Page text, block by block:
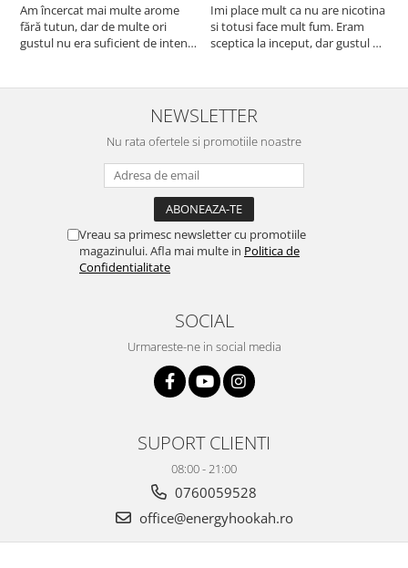
Am încercat mai multe arome
fără tutun, dar de multe ori
gustul nu era suficient de intens.
pe toată durata sesiunii. Chiar
dacă nu conține tutun, senzația
Imi place mult ca nu are nicotina
si totusi face mult fum. Eram
sceptica la inceput, dar gustul de
ramane miros neplacut in
camera de tutun sau tigara.
NEWSLETTER
Nu rata ofertele si promotiile noastre
Vreau sa primesc newsletter cu promotiile
magazinului. Afla mai multe in Politica de
Confidentialitate
SOCIAL
Urmareste-ne in social media
SUPORT CLIENTI
08:00 - 21:00
0760059528
office@energyhookah.ro